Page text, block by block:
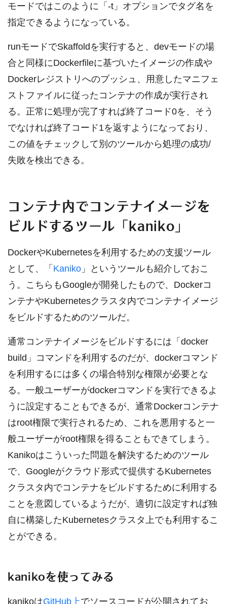
モードではこのように「-t」オプションでタグ名を
指定できるようになっている。
runモードでSkaffoldを実行すると、devモードの場
合と同様にDockerfileに基づいたイメージの作成や
Dockerレジストリへのプッシュ、用意したマニフェ
ストファイルに従ったコンテナの作成が実行され
る。正常に処理が完了すれば終了コード0を、そう
でなければ終了コード1を返すようになっており、
この値をチェックして別のツールから処理の成功/
失敗を検出できる。
コンテナ内でコンテナイメージを
ビルドするツール「kaniko」
DockerやKubernetesを利用するための支援ツール
として、「 Kaniko 」というツールも紹介しておこ
う。こちらもGoogleが開発したもので、Dockerコ
ンテナやKubernetesクラスタ内でコンテナイメージ
をビルドするためのツールだ。
通常コンテナイメージをビルドするには「docker
build」コマンドを利用するのだが、dockerコマンド
を利用するには多くの場合特別な権限が必要とな
る。一般ユーザーがdockerコマンドを実行できるよ
うに設定することもできるが、通常Dockerコンテナ
はroot権限で実行されるため、これを悪用すると一
般ユーザーがroot権限を得ることもできてしまう。
Kanikoはこういった問題を解決するためのツール
で、Googleがクラウド形式で提供するKubernetes
クラスタ内でコンテナをビルドするために利用する
ことを意図しているようだが、適切に設定すれば独
自に構築したKubernetesクラスタ上でも利用するこ
とができる。
kanikoを使ってみる
kanikoはGitHub上でソースコードが公開されてお